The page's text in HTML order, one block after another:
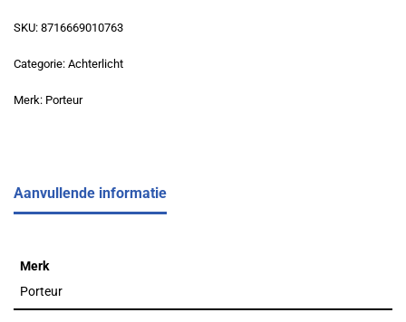
SKU: 8716669010763
Categorie: Achterlicht
Merk: Porteur
Aanvullende informatie
Merk
Porteur